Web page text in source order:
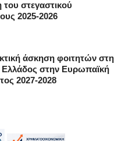
στεγαστικού
2025-2026
άσκηση φοιτητών στη
Ελλάδος στην Ευρωπαϊκή
2027-2028